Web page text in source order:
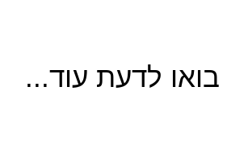
בואו לדעת עוד...